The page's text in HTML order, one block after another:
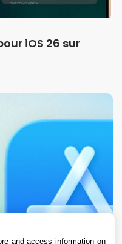
iOS 26 sur
and access information on